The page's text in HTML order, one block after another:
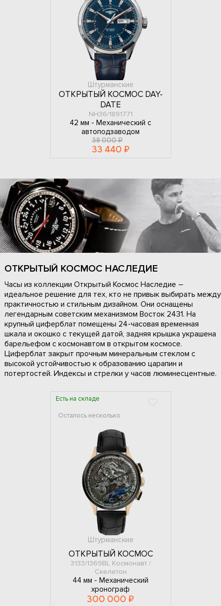
Штурманские
ОТКРЫТЫЙ КОСМОС DAY-
DATE
NH36/1891771
42 мм - Механический с
автоподзаводом
38 000 ₽
33 440 ₽
ОТКРЫТЫЙ КОСМОС НАСЛЕДИЕ
Часы из коллекции Открытый Космос Наследие –
идеальное решение для тех, кто не привык выбирать между
практичностью и стильным дизайном. Они оснащены
легендарным советским механизмом Восток 2431. На
крупный циферблат помещены 24-часовая временная
шкала и окошко с текущей датой, задняя крышка украшена
барельефом с космонавтом в открытом космосе.
Циферблат закрыт прочным минеральным стеклом с
высокой устойчивостью к образованию царапин и
потертостей. Индексы и стрелки у часов люминесцентные.
Есть на складе
Осталось несколько
Штурманские
ОТКРЫТЫЙ КОСМОС
3133/1369BL Космонавт /
Скелетон
44 мм - Механический
хронограф
300 000 ₽